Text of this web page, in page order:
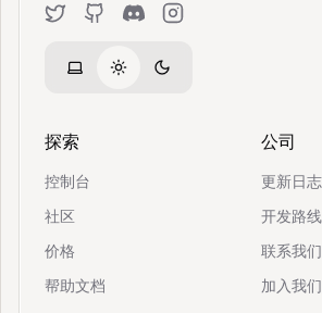
TwitterGitHubDiscordInstagram
探索
控制台
社区
价格
帮助文档
公司
更新日志
开发路
联系我们
加入我们